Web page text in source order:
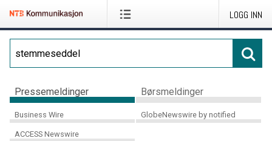
LOGG INN
Pressemeldinger Børsmeldinger
Business Wire GlobeNewswire by notified
ACCESS Newswire